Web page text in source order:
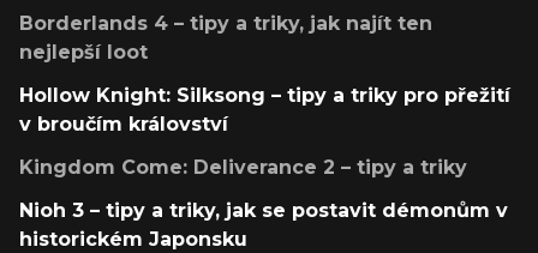
Borderlands 4 – tipy a triky, jak najít ten
nejlepší loot
Hollow Knight: Silksong – tipy a triky pro přežití
v broučím království
Kingdom Come: Deliverance 2 – tipy a triky
Nioh 3 – tipy a triky, jak se postavit démonům v
historickém Japonsku